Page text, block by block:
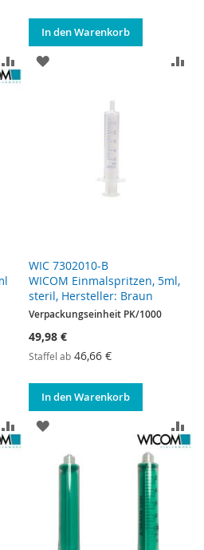
In den Warenkorb
ZUR VERGLEICHSLISTE
WIC 7302010-B
WICOM Einmalspritzen, 5ml,
steril, Hersteller: Braun
ZUR WUNSCHLISTE
Verpackungseinheit PK/1000
49,98 €
Staffel ab 46,66 €
In den Warenkorb
ZUR VERGLEICHSLISTE
ZUR WUNSCHLISTE